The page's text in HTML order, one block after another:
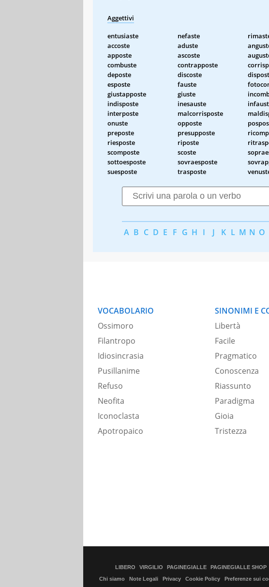
Aggettivi
entusiaste nefaste
accoste
aduste
apposte
ascoste
combuste
contrapposte
deposte
discoste
esposte
fauste
giustapposte
giuste
indisposte
inesauste
interposte
malcorrisposte
onuste
opposte
preposte
presupposte
riesposte
riposte
scomposte
scoste
sottoesposte
sovraesposte
suesposte
trasposte
A B C D E F G H I J K L M N O
VOCABOLARIO
Ossimoro
Filantropo
Idiosincrasia
Pusillanime
Refuso
Neofita
Iconoclasta
Apotropaico
SINONIMI E
Libertà
Facile
Pragmatico
Conoscenza
Riassunto
Paradigma
Gioia
Tristezza
LIBERO VIRGILIO PAGINEGIALLE PAGINEGIALLE SHOP
Chi siamo
Note Legali Privacy Cookie Policy Preferenze sui